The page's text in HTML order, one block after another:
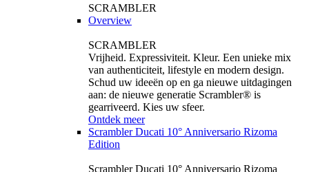
SCRAMBLER
Overview
SCRAMBLER
Vrijheid. Expressiviteit. Kleur. Een unieke mix
van authenticiteit, lifestyle en modern design.
Schud uw ideeën op en ga nieuwe uitdagingen
aan: de nieuwe generatie Scrambler® is
gearriveerd. Kies uw sfeer.
Ontdek meer
Scrambler Ducati 10° Anniversario Rizoma
Edition
Scrambler Ducati 10° Anniversario Rizoma